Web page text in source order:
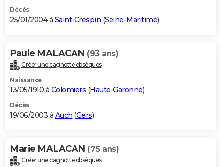
Décès
25/01/2004 à Saint-Crespin (Seine-Maritime)
Paule MALACAN (93 ans)
Créer une cagnotte obsèques
Naissance
13/05/1910 à Colomiers (Haute-Garonne)
Décès
19/06/2003 à Auch (Gers)
Marie MALACAN (75 ans)
Créer une cagnotte obsèques